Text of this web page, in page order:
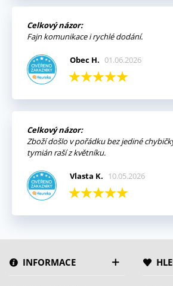
Celkový názor:
Fajn komunikace i rychlé dodání.
Obec H. 01.06.2026
Celkový názor:
Zboží došlo v pořádku bez jediné
tymián raší z květníku.
Vlasta K. 10.05.2026
INFORMACE